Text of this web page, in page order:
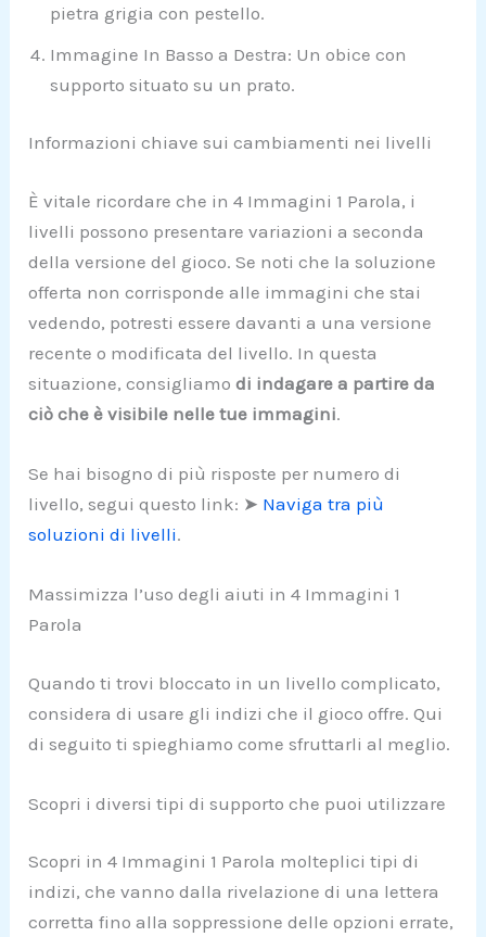
pietra grigia con pestello.
Immagine In Basso a Destra: Un obice con
supporto situato su un prato.
Informazioni chiave sui cambiamenti nei livelli
È vitale ricordare che in 4 Immagini 1 Parola, i
livelli possono presentare variazioni a seconda
della versione del gioco. Se noti che la soluzione
offerta non corrisponde alle immagini che stai
vedendo, potresti essere davanti a una versione
recente o modificata del livello. In questa
situazione, consigliamodi indagare a partire da
ciò che è visibile nelle tue immagini.
Se hai bisogno di più risposte per numero di
livello, segui questo link: ➤ Naviga tra più
soluzioni di livelli.
Massimizza l’uso degli aiuti in 4 Immagini 1
Parola
Quando ti trovi bloccato in un livello complicato,
considera di usare gli indizi che il gioco offre. Qui
di seguito ti spieghiamo come sfruttarli al meglio.
Scopri i diversi tipi di supporto che puoi utilizzare
Scopri in 4 Immagini 1 Parola molteplici tipi di
indizi, che vanno dalla rivelazione di una lettera
corretta fino alla soppressione delle opzioni errate,